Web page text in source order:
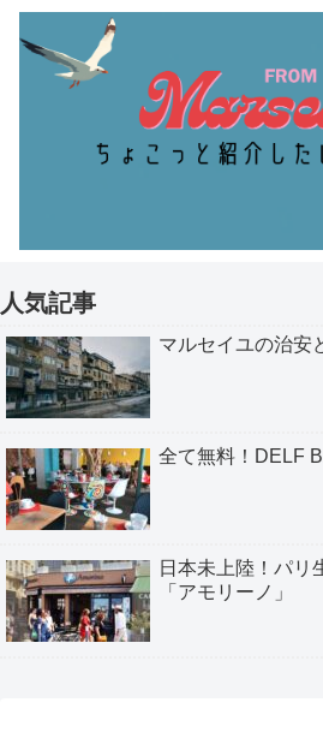
人気記事
マルセイユの治安
全て無料！DELF
日本未上陸！パリ
「アモリーノ」